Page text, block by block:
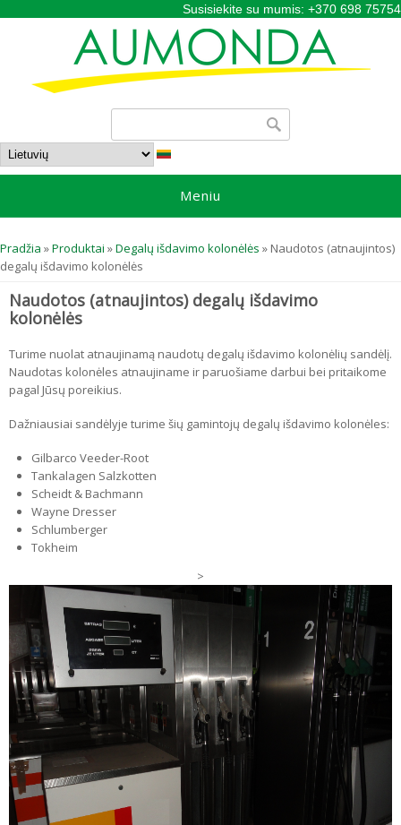
Susisiekite su mumis: +370 698 75754
Paieškos forma
Meniu
Jūs esate čia
Pradžia »Produktai »Degalų išdavimo kolonėlės » Naudotos (atnaujintos)
degalų išdavimo kolonėlės
Naudotos (atnaujintos) degalų išdavimo
kolonėlės
Turime nuolat atnaujinamą naudotų degalų išdavimo kolonėlių sandėlį.
Naudotas kolonėles atnaujiname ir paruošiame darbui bei pritaikome
pagal Jūsų poreikius.
Dažniausiai sandėlyje turime šių gamintojų degalų išdavimo kolonėles:
Gilbarco Veeder-Root
Tankalagen Salzkotten
Scheidt & Bachmann
Wayne Dresser
Schlumberger
Tokheim
>